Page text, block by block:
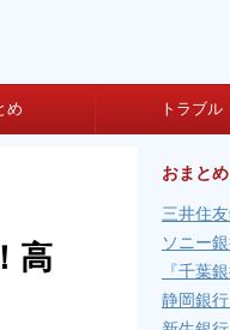
め トラブル
高
おまと
三井住
ソニー
『千葉
静岡銀